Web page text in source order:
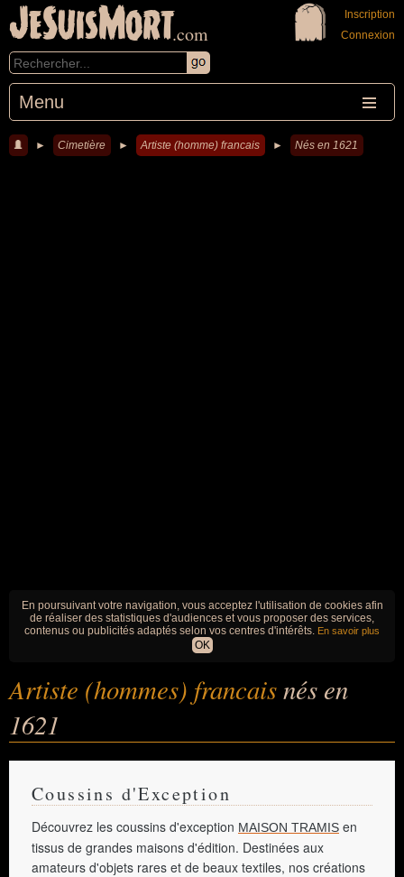
JeSuisMort.com
Menu
Inscription
Connexion
► Cimetière ► Artiste (homme) francais ► Nés en 1621
En poursuivant votre navigation, vous acceptez l'utilisation de cookies afin
de réaliser des statistiques d'audiences et vous proposer des services,
contenus ou publicités adaptés selon vos centres d'intérêts. En savoir plus
OK
Artiste (hommes) francaisnés en
1621
Coussins d'Exception
Découvrez les coussins d'exception MAISON TRAMIS en
tissus de grandes maisons d'édition. Destinées aux
amateurs d'objets rares et de beaux textiles, nos créations